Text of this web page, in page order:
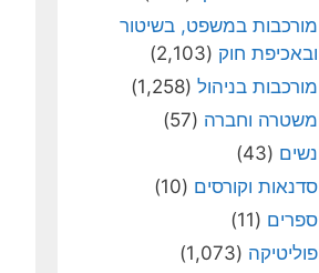
מורכבות במשפט, בשיטור
ובאכיפת חוק (2,103)
מורכבות בניהול (1,258)
משטרה וחברה (57)
נשים (43)
סדנאות וקורסים (10)
ספרים (11)
פוליטיקה (1,073)